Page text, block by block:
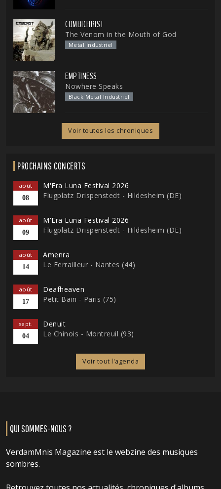
COMBICHRIST
The Venom in the Mouth of God
Metal Industriel
EMPTINESS
Nowhere Speaks
Black Metal Industriel
Voir toutes les chroniques
PROCHAINS CONCERTS
août
08
M'Era Luna Festival 2026
Flugplatz Drispenstedt - Hildesheim (DE)
août
09
M'Era Luna Festival 2026
Flugplatz Drispenstedt - Hildesheim (DE)
août
14
Amenra
Le Ferrailleur - Nantes (44)
août
17
Deafheaven
Petit Bain - Paris (75)
sept.
04
Denuit
Le Chinois - Montreuil (93)
Voir tout l'agenda
QUI SOMMES-NOUS ?
VerdamMnis Magazine est le webzine des musiques
sombres.